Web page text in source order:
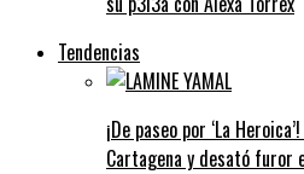
Tendencias
¡De paseo por ‘La
Cartagena y desató furor